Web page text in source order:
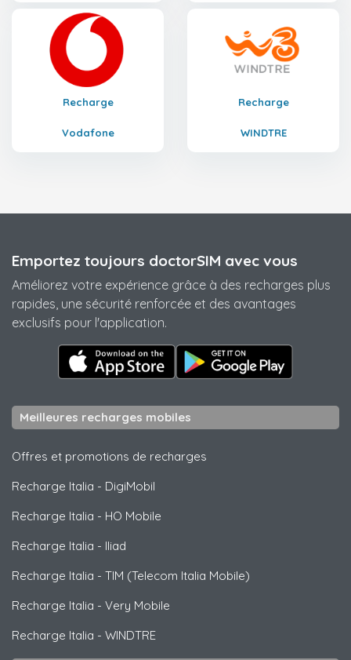
Recharge
Vodafone
Recharge
WINDTRE
Emportez toujours doctorSIM avec vous
Améliorez votre expérience grâce à des recharges plus
rapides, une sécurité renforcée et des avantages
exclusifs pour l'application.
Meilleures recharges mobiles
Offres et promotions de recharges
Recharge Italia - DigiMobil
Recharge Italia - HO Mobile
Recharge Italia - Iliad
Recharge Italia - TIM (Telecom Italia Mobile)
Recharge Italia - Very Mobile
Recharge Italia - WINDTRE